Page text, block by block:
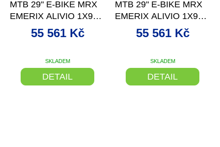
MTB 29" E-BIKE MRX
EMERIX ALIVIO 1X9
BLACK/WHI 20"
SKLADEM
55 561 Kč
DETAIL
MTB 29" E-BIKE MRX
EMERIX ALIVIO 1X9
GREY/PINK 16"
SKLADEM
55 561 Kč
DETAIL